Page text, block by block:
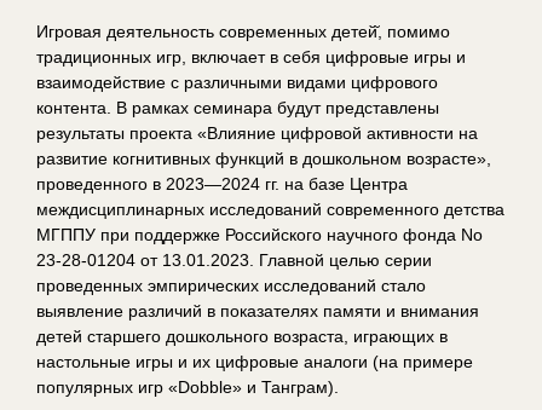
Игровая деятельность современных детей̆, помимо
традиционных игр, включает в себя цифровые игры и
взаимодействие с различными видами цифрового
контента. В рамках семинара будут представлены
результаты проекта «Влияние цифровой активности на
развитие когнитивных функций в дошкольном возрасте»,
проведенного в 2023—2024 гг. на базе Центра
междисциплинарных исследований современного детства
МГППУ при поддержке Российского научного фонда No
23-28-01204 от 13.01.2023. Главной целью серии
проведенных эмпирических исследований стало
выявление различий в показателях памяти и внимания
детей старшего дошкольного возраста, играющих в
настольные игры и их цифровые аналоги (на примере
популярных игр «Dobble» и Танграм).